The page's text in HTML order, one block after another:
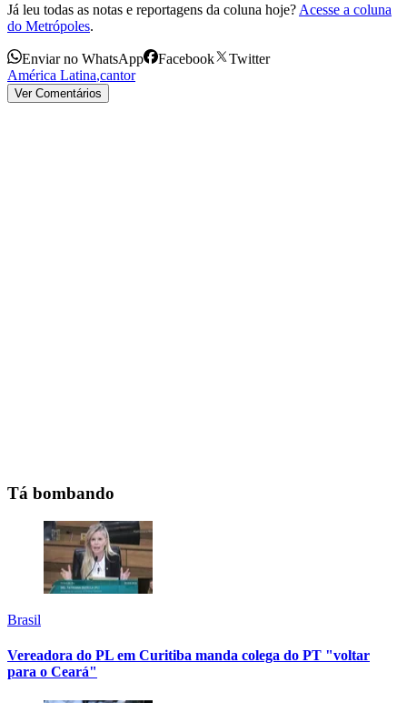
Já leu todas as notas e reportagens da coluna hoje? Acesse a coluna
do Metrópoles.
Enviar no WhatsApp Facebook
Twitter
América Latina,cantor
Ver Comentários
Tá bombando
Brasil
Vereadora do PL em Curitiba manda colega do PT "voltar
para o Ceará"